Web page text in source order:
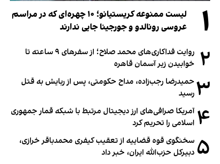
۱
لیست ممنوعه کریستیانو؛ ۱۰ چهره‌ای که در مراسم
عروسی رونالدو و جورجینا جایی ندارند
۲
روایت فداکاری‌های محمد صلاح؛ از سفرهای ۹ ساعته تا
خوابیدن زیر آسمان قاهره
۳ حمیدرضا رجب‌زاده، مداح حکومتی، پس از ربایش به قتل
رسید
۴ آمریکا صرافی‌های ارز دیجیتال مرتبط با شبکه قمار جمهوری
اسلامی را تحریم کرد
۵ سخنگوی قوه قضاییه از تعقیب کیفری محمدباقر خرازی،
دبیر‌کل حزب‌الله ایران، خبر داد